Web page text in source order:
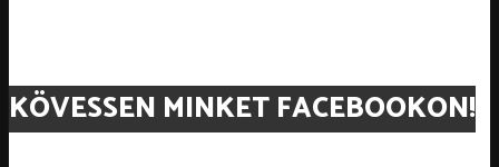
KÖVESSEN MINKET FACEBOOKON!